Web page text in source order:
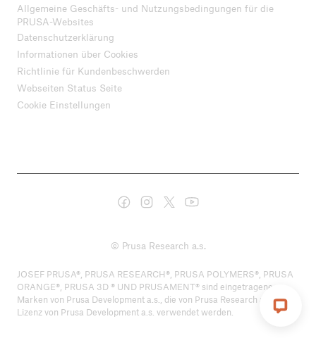
Allgemeine Geschäfts- und Nutzungsbedingungen für die
PRUSA-Websites
Datenschutzerklärung
Informationen über Cookies
Richtlinie für Kundenbeschwerden
Webseiten Status Seite
Cookie Einstellungen
© Prusa Research a.s.
JOSEF PRUSA®, PRUSA RESEARCH®, PRUSA POLYMERS®, PRUSA
ORANGE®, PRUSA 3D ® UND PRUSAMENT® sind eingetragene
Marken von Prusa Development a.s., die von Prusa Research a.s. unter
Lizenz von Prusa Development a.s. verwendet werden.